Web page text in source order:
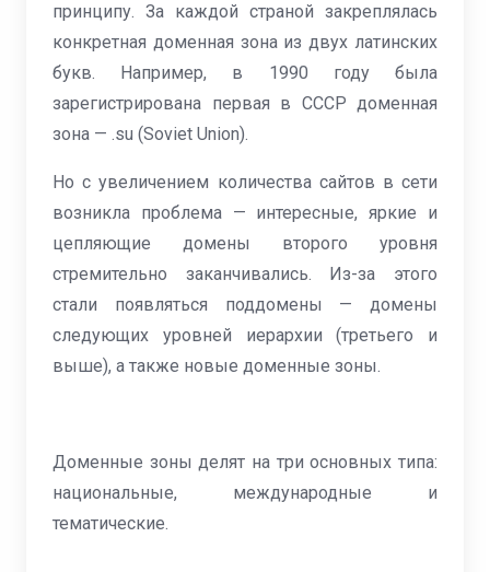
принципу. За каждой страной закреплялась
конкретная доменная зона из двух латинских
букв. Например, в 1990 году была
зарегистрирована первая в СССР доменная
зона — .su (Soviet Union).
Но с увеличением количества сайтов в сети
возникла проблема — интересные, яркие и
цепляющие домены второго уровня
стремительно заканчивались. Из-за этого
стали появляться поддомены — домены
следующих уровней иерархии (третьего и
выше), а также новые доменные зоны.
Доменные зоны делят на три основных типа:
национальные, международные и
тематические.